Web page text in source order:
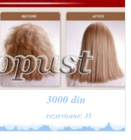
3000 din
rezervisane: 35